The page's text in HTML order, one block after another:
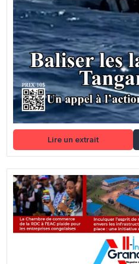
Lire un extrait